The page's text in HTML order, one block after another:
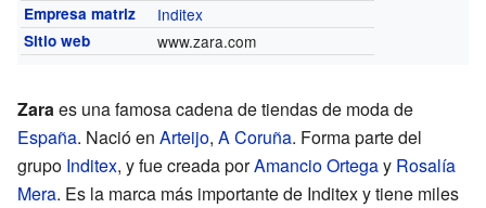
Empresa matriz Inditex
Sitio web www.zara.com
Zaraes una famosa cadena de tiendas de moda de
España. Nació en Arteijo, A Coruña. Forma parte del
grupo Inditex, y fue creada porAmancio Ortegay Rosalía
Mera. Es la marca más importante de Inditex y tiene miles